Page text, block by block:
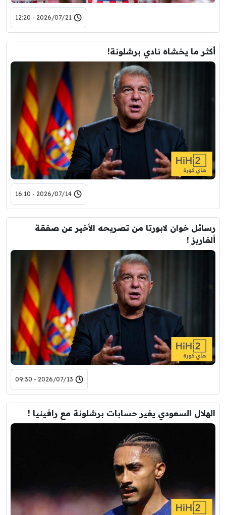
2026/07/21 - 12:20
أكثر ما يخشاه نادي برشلونة!
2026/07/14 - 16:10
رسائل خوان لابورتا من تصريحه الأخير عن صفقة
ألفاريز !
2026/07/13 - 09:30
الهلال السعودي يغير حسابات برشلونة مع رافينيا !